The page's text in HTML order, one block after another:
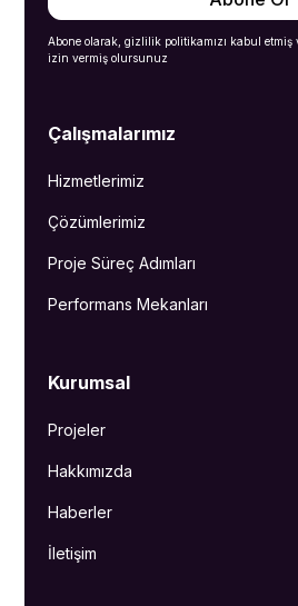
Abone olarak, gizlilik politikamızı kabul etmiş
izin vermiş olursunuz
Çalışmalarımız
Hizmetlerimiz
Çözümlerimiz
Proje Süreç Adımları
Performans Mekanları
Kurumsal
Projeler
Hakkımızda
Haberler
İletişim